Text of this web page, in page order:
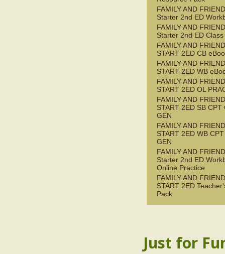
FAMILY AND
Starter 2nd ED
FAMILY AND
Starter 2nd ED
FAMILY AND
START 2ED CB
FAMILY AND
START 2ED WB
FAMILY AND
START 2ED OL
FAMILY AND
START 2ED SB CPT
GEN
FAMILY AND
START 2ED WB
GEN
FAMILY AND
Starter 2nd ED
Online Practice
FAMILY AND
START 2ED
Pack
Just for